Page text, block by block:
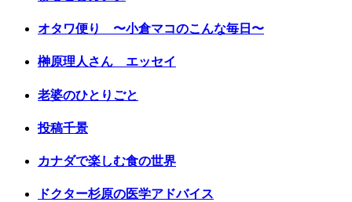
オタワ便り 〜小倉マコのこんな毎日〜
榊原理人さん エッセイ
老婆のひとりごと
投稿千景
カナダで楽しむ食の世界
ドクター杉原の医学アドバイス